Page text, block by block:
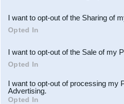
Downstream Participants
third parties.
I want to opt-out of the Sharing of
Opted In
I want to opt-out of the Sale of my
Opted In
I want to opt-out of processing my
Advertising.
Opted In